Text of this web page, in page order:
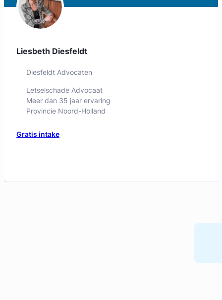
Liesbeth Diesfeldt
Diesfeldt Advocaten
Letselschade Advocaat
Meer dan 35 jaar ervaring
Provincie Noord-Holland
Gratis intake